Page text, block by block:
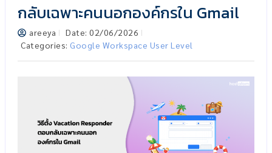
กลับเฉพาะคนนอกองค์กรใน Gmail
areeya Date: 02/06/2026
Categories: Google Workspace User Level